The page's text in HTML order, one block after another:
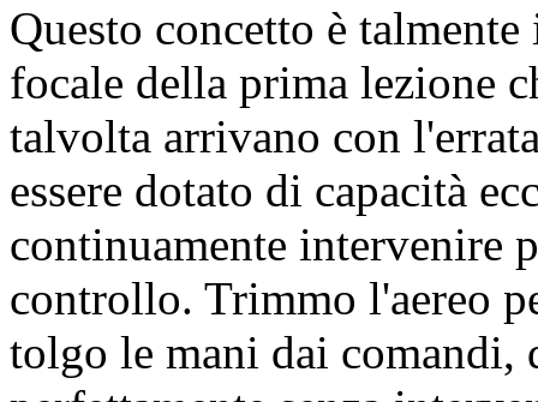
Questo concetto è
focale della prima lezione
talvolta arrivano con
essere dotato di capacità
continuamente intervenire
controllo. Trimmo l'aereo
tolgo le mani dai comandi,